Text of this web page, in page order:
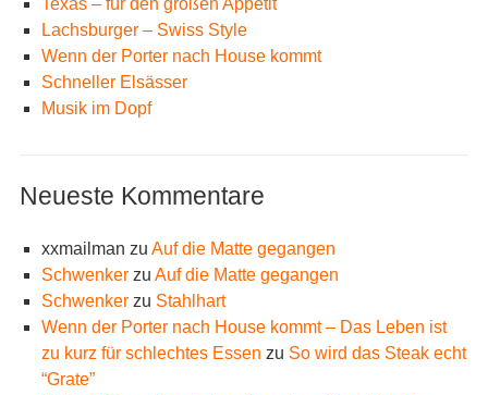
Texas – für den großen Appetit
Lachsburger – Swiss Style
Wenn der Porter nach House kommt
Schneller Elsässer
Musik im Dopf
Neueste Kommentare
xxmailman zu Auf die Matte gegangen
Schwenkerzu Auf die Matte gegangen
Schwenkerzu Stahlhart
Wenn der Porter nach House kommt – Das Leben ist
zu kurz für schlechtes Essen zu So wird das Steak echt
“Grate”